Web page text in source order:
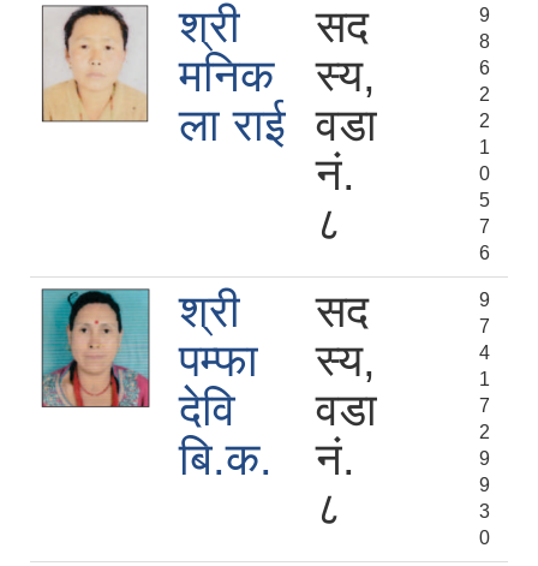
श्री
मनिक
ला राई
सद
स्य,
वडा
नं.
८
9
8
6
2
2
1
0
5
7
6
श्री
पम्फा
देवि
बि.क.
सद
स्य,
वडा
नं.
८
9
7
4
1
7
2
9
9
3
0